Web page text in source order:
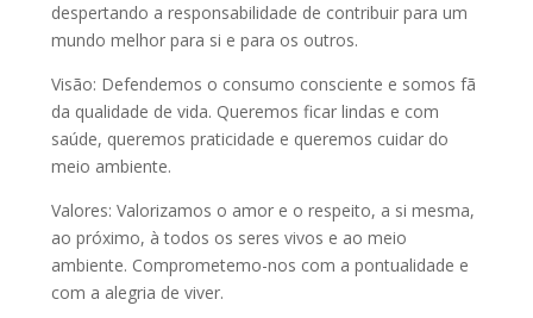
despertando a responsabilidade de contribuir para um
mundo melhor para si e para os outros.
Visão: Defendemos o consumo consciente e somos fã
da qualidade de vida. Queremos ficar lindas e com
saúde, queremos praticidade e queremos cuidar do
meio ambiente.
Valores: Valorizamos o amor e o respeito, a si mesma,
ao próximo, à todos os seres vivos e ao meio
ambiente. Comprometemo-nos com a pontualidade e
com a alegria de viver.